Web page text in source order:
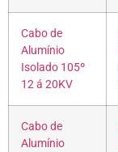
Cabo de
Alumínio
Isolado 105º
12 á 20KV
Cabo de
Alumínio